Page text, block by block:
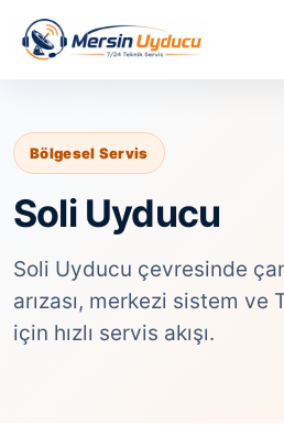
Bölgesel Servis
Soli Uyducu
Soli Uyducu çevresinde
arızası, merkezi sistem ve
için hızlı servis akışı.